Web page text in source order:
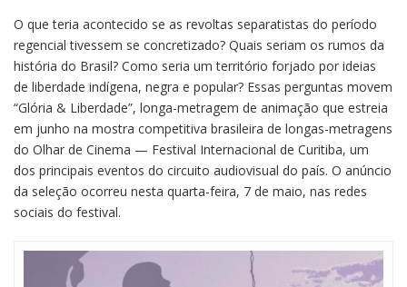
O que teria acontecido se as revoltas separatistas do período
regencial tivessem se concretizado? Quais seriam os rumos da
história do Brasil? Como seria um território forjado por ideias
de liberdade indígena, negra e popular? Essas perguntas movem
“Glória & Liberdade”, longa-metragem de animação que estreia
em junho na mostra competitiva brasileira de longas-metragens
do Olhar de Cinema — Festival Internacional de Curitiba, um
dos principais eventos do circuito audiovisual do país. O anúncio
da seleção ocorreu nesta quarta-feira, 7 de maio, nas redes
sociais do festival.